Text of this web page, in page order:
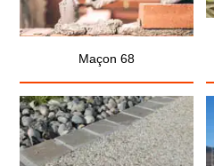
Maçon 68